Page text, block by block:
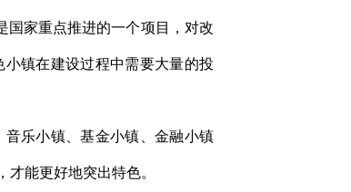
家重点推进的一个项目，对改
镇在建设过程中需要大量的投
乐小镇、基金小镇、金融小镇
能更好地突出特色。